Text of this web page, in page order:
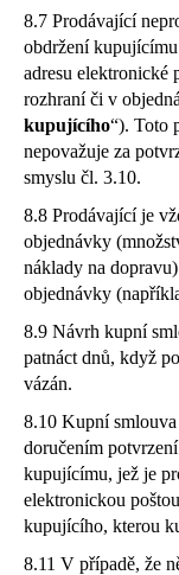
8.7 Prodávající
obdržení
adresu elektronické
rozhraní či v
kupujícího“). Toto
nepovažuje za
smyslu čl. 3.10.
8.8 Prodávající je
objednávky
náklady na
objednávky
8.9 Návrh kupní
patnáct dnů, když
vázán.
8.10 Kupní
doručením
kupujícímu, jež je
elektronickou
kupujícího, kterou
8.11 V případě, že